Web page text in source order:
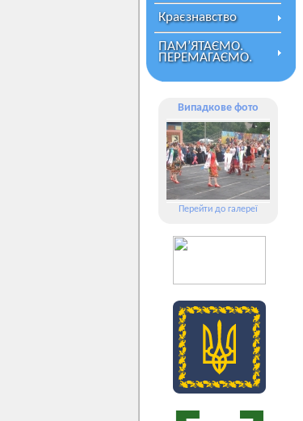
Краєзнавство
ПАМ’ЯТАЄМО.
ПЕРЕМАГАЄМО.
Випадкове фото
Перейти до галереї